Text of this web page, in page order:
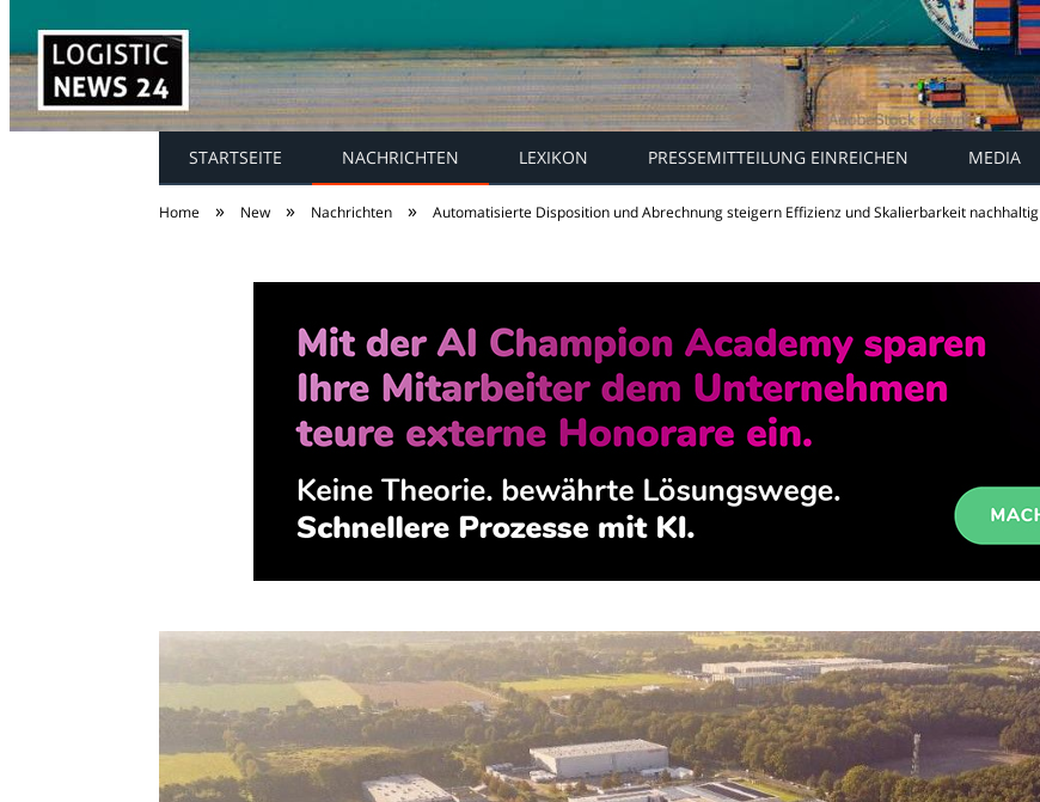
STARTSEITE NACHRICHTEN LEXIKON PRESSEMITTEILUNG EINREICHEN MEDIA
Home » New » Nachrichten » Automatisierte Disposition und Abrechnung steigern Effizienz und Skalierbarkeit nachhaltig